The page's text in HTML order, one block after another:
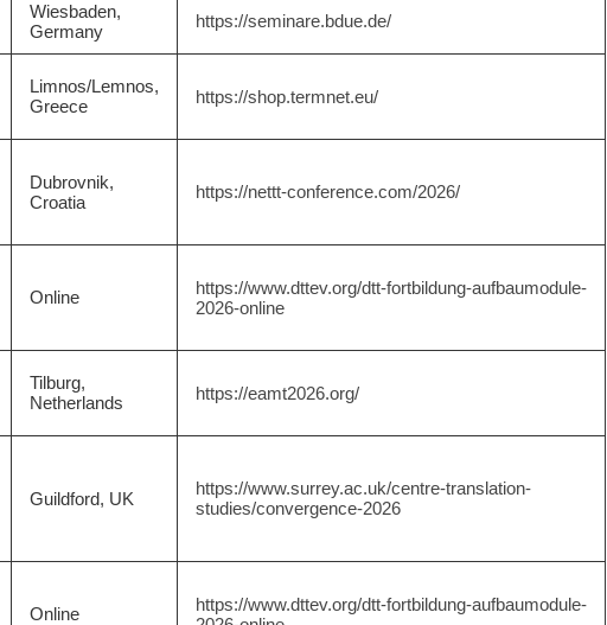
Wiesbaden,
Germany
https://seminare.bdue.de/
Limnos/Lemnos,
Greece
https://shop.termnet.eu/
Dubrovnik,
Croatia
https://nettt-conference.com/2026/
Online
https://www.dttev.org/dtt-fortbildung-aufbaumodule-
2026-online
Tilburg,
Netherlands
https://eamt2026.org/
Guildford, UK
https://www.surrey.ac.uk/centre-translation-
studies/convergence-2026
Online
https://www.dttev.org/dtt-fortbildung-aufbaumodule-